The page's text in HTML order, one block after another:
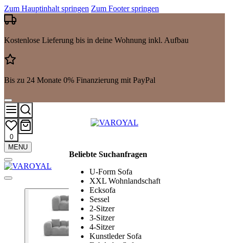
Zum Hauptinhalt springen Zum Footer springen
Kostenlose Lieferung bis in deine Wohnung inkl. Aufbau
Bis zu 24 Monate 0% Finanzierung mit PayPal
0
Beliebte Suchanfragen
U-Form Sofa
XXL Wohnlandschaft
Ecksofa
Sessel
2-Sitzer
3-Sitzer
4-Sitzer
Kunstleder Sofa
Suchergebnisse
MENU